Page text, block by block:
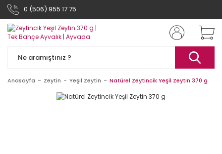
0 (506) 955 17 75
Anasayfa Zeytin Yeşil Zeytin Natürel Zeytincik Yeşil Zeytin 370 g